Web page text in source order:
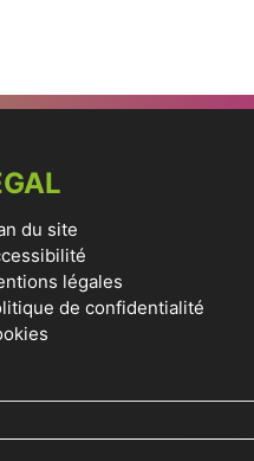
du site
légales
de confidentialité